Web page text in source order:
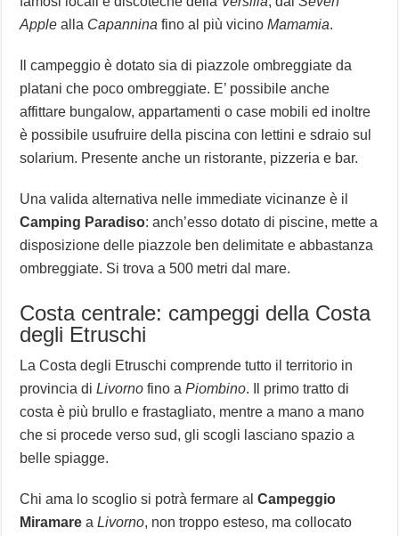
Apple alla Capannina fino al più vicinoMamamia.
Il campeggio è dotato sia di piazzole ombreggiate da
platani che poco ombreggiate. E’ possibile anche
affittare bungalow, appartamenti o case mobili ed inoltre
è possibile usufruire della piscina con lettini e sdraio sul
solarium. Presente anche un ristorante, pizzeria e bar.
Una valida alternativa nelle immediate vicinanze è il
Camping Paradiso: anch’esso dotato di piscine, mette a
disposizione delle piazzole ben delimitate e abbastanza
ombreggiate. Si trova a 500 metri dal mare.
Costa centrale: campeggi della Costa
degli Etruschi
La Costa degli Etruschi comprende tutto il territorio in
provincia diLivorno fino aPiombino. Il primo tratto di
costa è più brullo e frastagliato, mentre a mano a mano
che si procede verso sud, gli scogli lasciano spazio a
belle spiagge.
Chi ama lo scoglio si potrà fermare alCampeggio
Miramare aLivorno, non troppo esteso, ma collocato